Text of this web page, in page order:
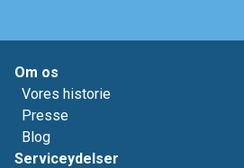
Om os
Vores historie
Presse
Blog
Serviceydelser